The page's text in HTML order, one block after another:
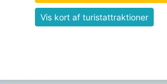
Vis kort af turistattraktioner